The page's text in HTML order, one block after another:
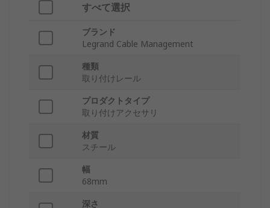
すべて選択
ブランド
Legrand Cable Management
種類
取り付けレール
プロダクトタイプ
取り付けアクセサリ
材質
スチール
幅
68mm
深さ